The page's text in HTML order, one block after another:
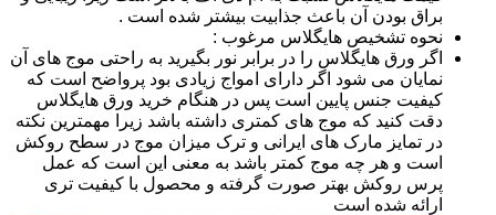
براق بودن آن باعث جذابیت بیشتر شده است .
نحوه تشخیص هایگلاس مرغوب :
اگر ورق هایگلاس را در برابر نور بگیرید به راحتی موج های آن
نمایان می شود اگر دارای امواج زیادی بود پرواضح است که
کیفیت جنس پایین است پس در هنگام خرید ورق هایگلاس
دقت کنید که موج های کمتری داشته باشد زیرا مهمترین نکته
در تمایز مارک های ایرانی و ترک میزان موج در سطح روکش
است و هر چه موج کمتر باشد به معنی این است که عمل
پرس روکش بهتر صورت گرفته و محصول با کیفیت تری
ارائه شده است